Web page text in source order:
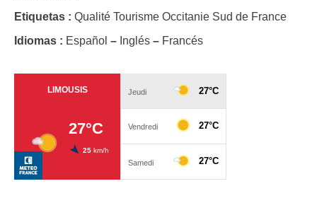
Etiquetas : Qualité Tourisme Occitanie Sud de France
Idiomas : Español – Inglés – Francés